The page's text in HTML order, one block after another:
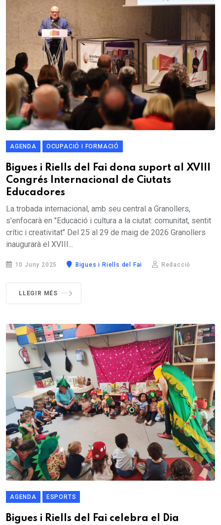
AGENDA OCUPACIÓ I FORMACIÓ
Bigues i Riells del Fai dona suport al XVIII
Congrés Internacional de Ciutats
Educadores
La trobada internacional, amb seu central a Granollers,
s'enfocarà en "Educació i cultura a la ciutat: comunitat, sentit
crític i creativitat" Del 25 al 29 de maig de 2026 Granollers
inaugurarà el XVIII...
10 Juny 2025 Bigues i Riells del Fai Redacció
LLEGIR MÉS
AGENDA ESPORTS
Bigues i Riells del Fai celebra el Dia